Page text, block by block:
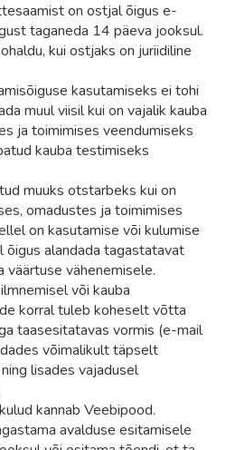
on ostjal õigus e-
taganeda 14 päeva jooksul.
kui ostjaks on juriidiline
kasutamiseks ei tohi
muul viisil kui on vajalik kauba
ja toimimises veendumiseks
kauba testimiseks
muuks otstarbeks kui on
omadustes ja toimimises
on kasutamise või kulumise
õigus alandada tagastatavat
väärtuse vähenemisele.
või kauba
korral tuleb koheselt võtta
taasesitatavas vormis (e-mail
võimalikult täpselt
lisades vajadusel
kannab Veebipood.
avalduse esitamisele